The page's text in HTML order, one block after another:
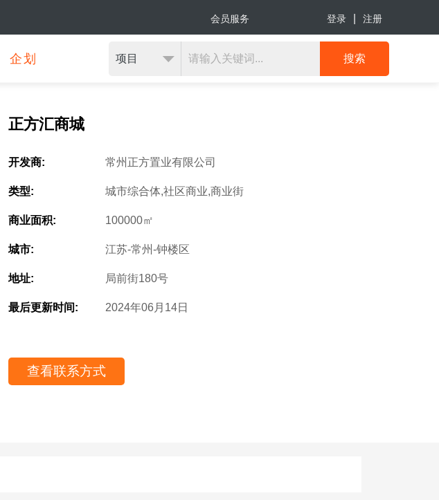
会员服务 登录 注册
企划
正方汇商城
开发商: 常州正方置业有限公司
类型: 城市综合体,社区商业,商业街
商业面积: 100000㎡
城市: 江苏-常州-钟楼区
地址: 局前街180号
最后更新时间: 2024年06月14日